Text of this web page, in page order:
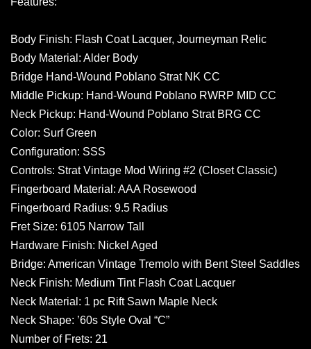
Body Finish: Flash Coat Lacquer, Journeyman Relic
Body Material: Alder Body
Bridge Hand-Wound Poblano Strat NK CC
Middle Pickup: Hand-Wound Poblano RWRP MID CC
Neck Pickup: Hand-Wound Poblano Strat BRG CC
Color: Surf Green
Configuration: SSS
Controls: Strat Vintage Mod Wiring #2 (Closet Classic)
Fingerboard Material: AAA Rosewood
Fingerboard Radius: 9.5 Radius
Fret Size: 6105 Narrow Tall
Hardware Finish: Nickel Aged
Bridge: American Vintage Tremolo with Bent Steel Saddles
Neck Finish: Medium Tint Flash Coat Lacquer
Neck Material: 1 pc Rift Sawn Maple Neck
Neck Shape: ’60s Style Oval “C”
Number of Frets: 21